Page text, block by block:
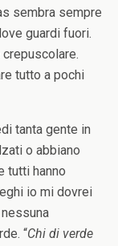
sembra sempre
guardi fuori.
tutto a pochi
tanta gente in
o abbiano
tutti hanno
io mi dovrei
“Chi di verde